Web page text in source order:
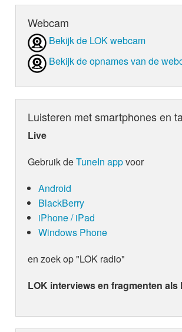
Webcam
Bekijk de LOK webcam
Bekijk de opnames van de
Luisteren met smartphones en
Live
Gebruik deTuneIn appvoor
Android
BlackBerry
iPhone / iPad
Windows Phone
en zoek op "LOK radio"
LOK interviews en fragmenten als